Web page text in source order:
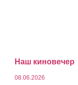
Наш киновечер
08.06.2026